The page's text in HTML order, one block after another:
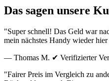
Das sagen unsere
"Super schnell! Das Geld war
mein nächstes Handy wieder
— Thomas M. ✔ Verifizierter
"Fairer Preis im Vergleich zu